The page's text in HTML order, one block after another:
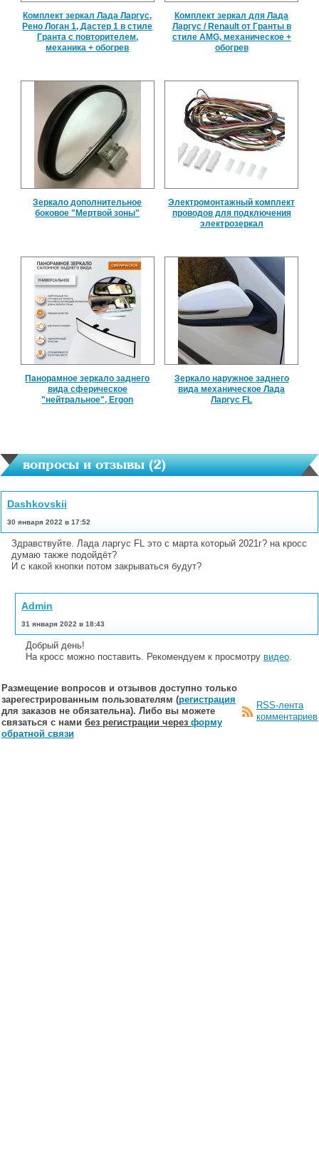
Комплект зеркал Лада Ларгус,
Рено Логан 1, Дастер 1 в стиле
Гранта с повторителем,
механика + обогрев
Комплект зеркал для Лада
Ларгус / Renault от Гранты в
стиле AMG, механическое +
обогрев
Зеркало дополнительное
боковое "Мертвой зоны"
Электромонтажный комплект
проводов для подключения
электрозеркал
Панорамное зеркало заднего
вида сферическое
"нейтральное", Ergon
Зеркало наружное заднего
вида механическое Лада
Ларгус FL
вопросы и отзывы (2)
Dashkovskii
30 января 2022 в 17:52
Здравствуйте. Лада ларгус FL это с марта который 2021г? на кросс
думаю также подойдёт?
И с какой кнопки потом закрываться будут?
Admin
31 января 2022 в 18:43
Добрый день!
На кросс можно поставить. Рекомендуем к просмотру видео
Размещение вопросов и отзывов доступно только
зарегестрированным пользователям (регистрация
для заказов не обязательна). Либо вы можете
связаться с нами без регистрации через форму
обратной связи
RSS-лента
комментариев